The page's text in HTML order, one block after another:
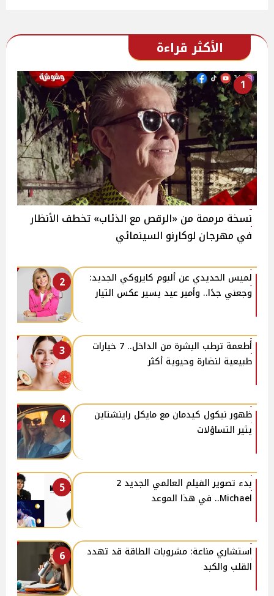
الأكثر قراءة
1
نسخة مرممة من «الرقص مع الذئاب» تخطف الأنظار
في مهرجان لوكارنو السينمائي
2
لميس الحديدي عن ألبوم كايروكي الجديد:
وجعني جدًا.. وأمير عيد يسير عكس التيار
3
أطعمة ترطب البشرة من الداخل.. 7 خيارات
طبيعية لنضارة وحيوية أكثر
4
ظهور نيكول كيدمان مع مايكل راينشتاين
يثير التساؤلات
5
بدء تصوير الفيلم العالمي الجديد 2
Michael.. في هذا الموعد
6
استشاري مناعة: مشروبات الطاقة قد تهدد
القلب والكبد